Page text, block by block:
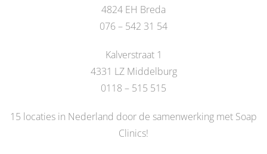
4824 EH Breda
076 – 542 31 54
Kalverstraat 1
4331 LZ Middelburg
0118 – 515 515
15 locaties in Nederland door de samenwerking met Soap
Clinics!